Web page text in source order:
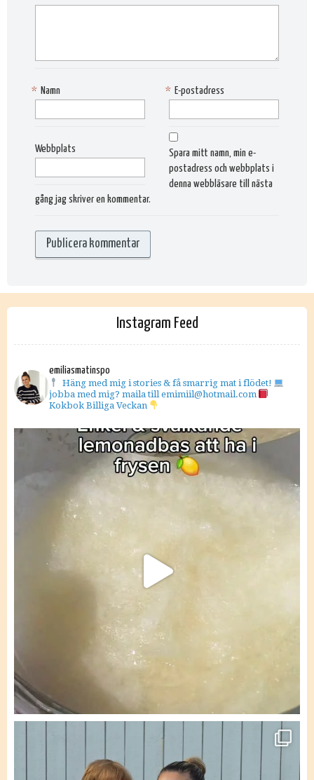
Namn
* E-postadress
*
Webbplats
Spara mitt namn, min e-
postadress och webbplats i
denna webbläsare till nästa
gång jag skriver en kommentar.
Instagram Feed
emiliasmatinspo
Häng med mig i stories & få smarrig mat i flödet!
jobba med mig? maila till emimiil@hotmail.com
Kokbok Billiga Veckan